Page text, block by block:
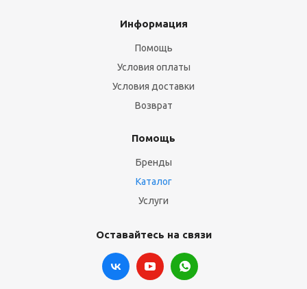
Информация
Помощь
Условия оплаты
Условия доставки
Возврат
Помощь
Бренды
Каталог
Услуги
Оставайтесь на связи